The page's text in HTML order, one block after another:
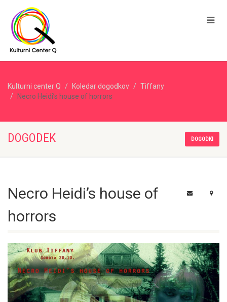
Kulturni center Q Koledar dogodkov
Tiffany
Necro Heidi’s house of horrors
DOGODEK DOGODKI
Necro Heidi’s house of
horrors